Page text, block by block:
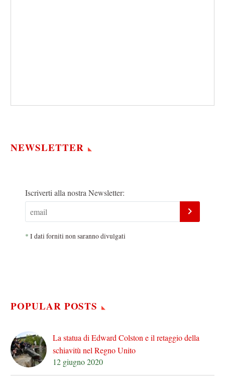
NEWSLETTER
Iscriverti alla nostra Newsletter:
* I dati forniti non saranno divulgati
POPULAR POSTS
La statua di Edward Colston e il retaggio della
schiavitù nel Regno Unito
12 giugno 2020